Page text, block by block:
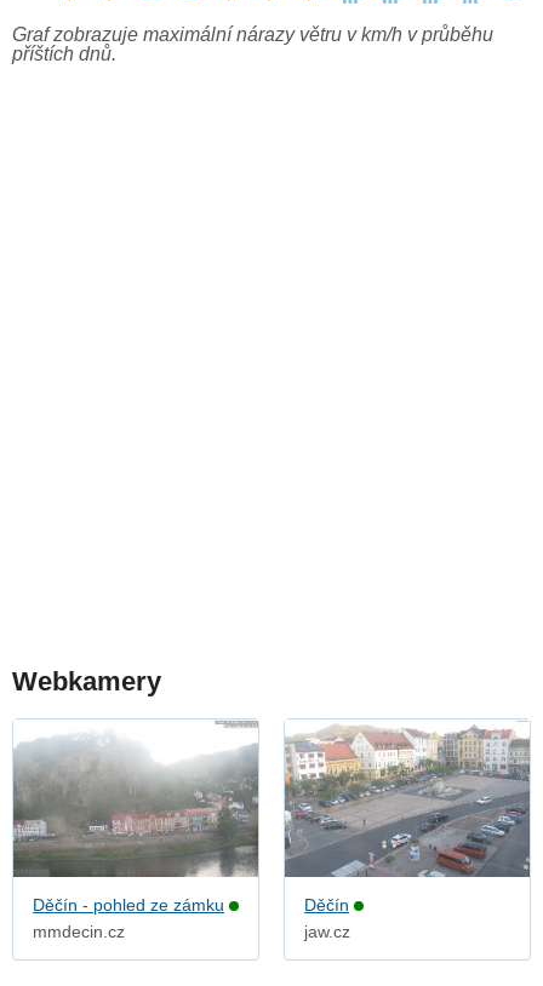
Graf zobrazuje maximální nárazy větru v km/h v průběhu
příštích dnů.
Webkamery
Děčín - pohled ze zámku
mmdecin.cz
Děčín
jaw.cz